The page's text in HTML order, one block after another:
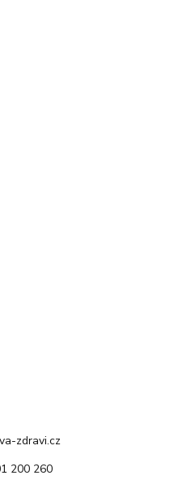
zdravi.cz
200 260